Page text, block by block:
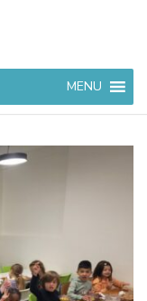
à
MENU